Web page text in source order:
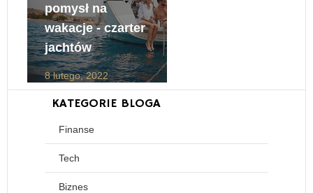
pomysł na
wakacje - czarter
jachtów
8 lutego, 2022
KATEGORIE BLOGA
Finanse
Tech
Biznes